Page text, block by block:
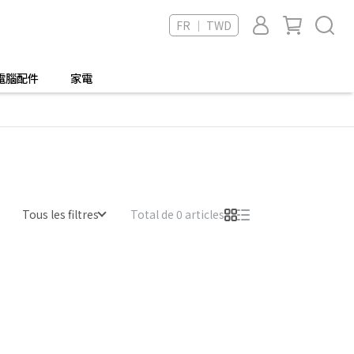
FR ｜ TWD
腦配件 家電
Tous les filtres Total de 0 articles